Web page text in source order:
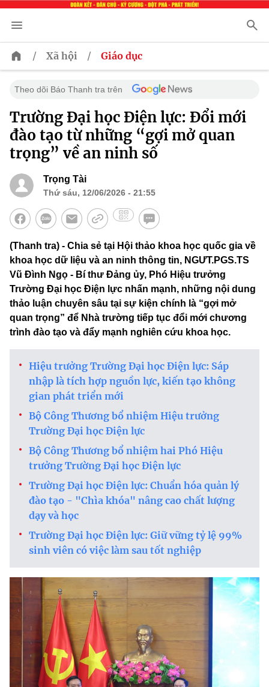
/ Xã hội / Giáo dục
Theo dõi Báo Thanh tra trên
Trường Đại học Điện lực: Đổi mới
đào tạo từ những “gợi mở quan
trọng” về an ninh số
Trọng Tài
Thứ sáu, 12/06/2026 - 21:55
(Thanh tra) - Chia sẻ tại Hội thảo khoa học quốc gia về
khoa học dữ liệu và an ninh thông tin, NGƯT.PGS.TS
Vũ Đình Ngọ - Bí thư Đảng ủy, Phó Hiệu trưởng
Trường Đại học Điện lực nhấn mạnh, những nội dung
thảo luận chuyên sâu tại sự kiện chính là “gợi mở
quan trọng” để Nhà trường tiếp tục đổi mới chương
trình đào tạo và đẩy mạnh nghiên cứu khoa học.
Hiệu trưởng Trường Đại học Điện lực: Sáp
nhập là tích hợp nguồn lực, kiến tạo không
gian phát triển mới
Bộ Công Thương bổ nhiệm Hiệu trưởng
Trường Đại học Điện lực
Bộ Công Thương bổ nhiệm hai Phó Hiệu
trưởng Trường Đại học Điện lực
Trường Đại học Điện lực: Chuẩn hóa quản lý
đào tạo - "Chìa khóa" nâng cao chất lượng
dạy và học
Trường Đại học Điện lực: Giữ vững tỷ lệ 99%
sinh viên có việc làm sau tốt nghiệp